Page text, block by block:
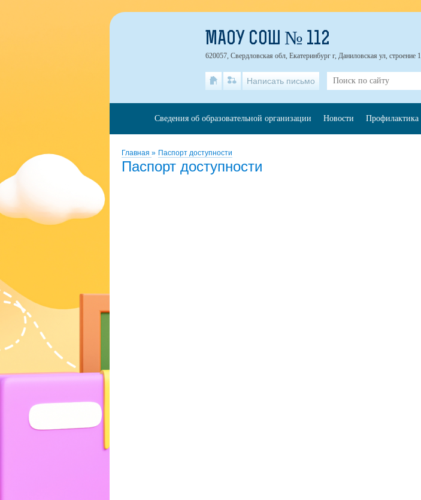
Главная » Паспорт доступности
Паспорт доступности
МАОУ СОШ № 112
620057, Свердловская обл, Екатеринбург г, Даниловская ул, строение 1
Написать письмо
Сведения об образовательной организации Новости Профилактика